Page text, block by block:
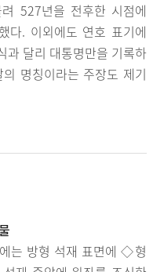
527년을 전후한 시점에
다. 이외에도 연호 표기에
과 달리 대통명만을 기록하
명칭이라는 주장도 제기
는 방형 석재 표면에 ◇형